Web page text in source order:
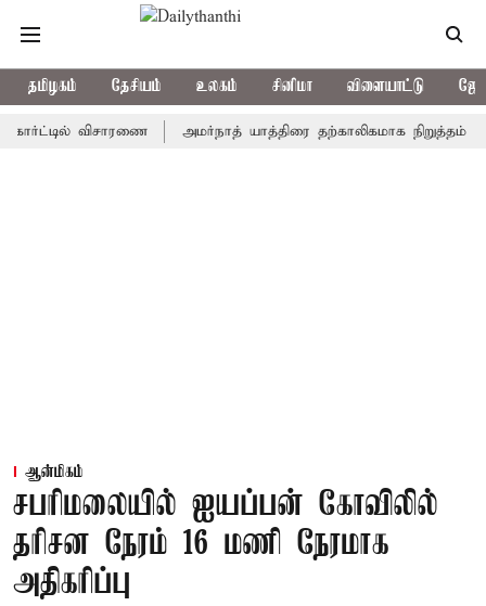
தமிழகம் தேசியம் உலகம் சினிமா விளையாட்டு
விசாரணை அமர்நாத் யாத்திரை தற்காலிகமாக நிறுத்தம்
ஆன்மிகம்
சபரிமலையில் ஐயப்பன் கோவிலில்
தரிசன நேரம் 16 மணி நேரமாக
அதிகரிப்பு